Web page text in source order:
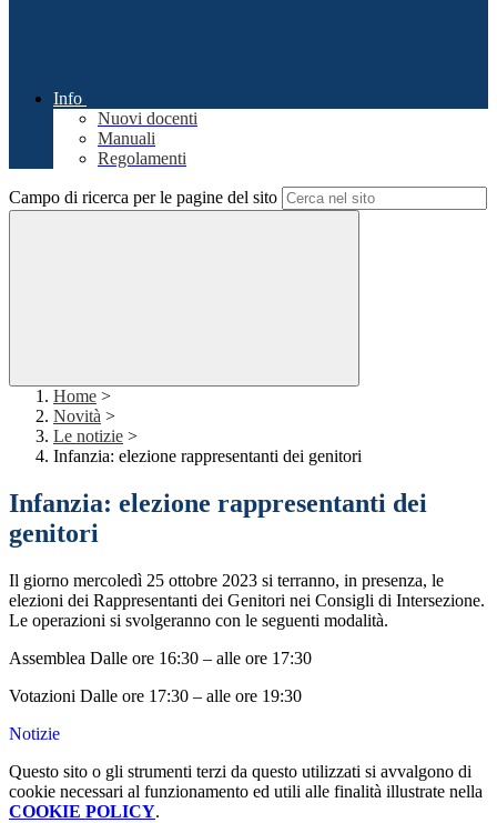
Info
Nuovi docenti
Manuali
Regolamenti
Campo di ricerca per le pagine del sito
Home >
Novità >
Le notizie >
Infanzia: elezione rappresentanti dei genitori
Infanzia: elezione rappresentanti dei
genitori
Il giorno mercoledì 25 ottobre 2023 si terranno, in presenza, le
elezioni dei Rappresentanti dei Genitori nei Consigli di Intersezione.
Le operazioni si svolgeranno con le seguenti modalità.
Assemblea Dalle ore 16:30 – alle ore 17:30
Votazioni Dalle ore 17:30 – alle ore 19:30
Notizie
Questo sito o gli strumenti terzi da questo utilizzati si avvalgono di
cookie necessari al funzionamento ed utili alle finalità illustrate nella
COOKIE POLICY.